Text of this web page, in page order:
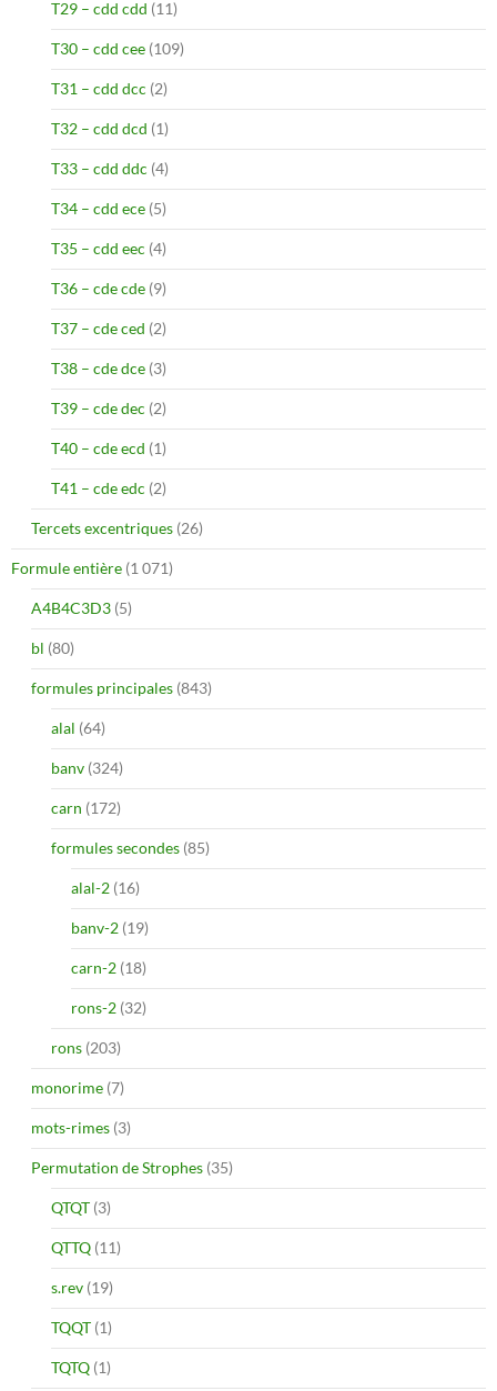
T29 – cdd cdd (11)
T30 – cdd cee (109)
T31 – cdd dcc (2)
T32 – cdd dcd (1)
T33 – cdd ddc (4)
T34 – cdd ece (5)
T35 – cdd eec (4)
T36 – cde cde (9)
T37 – cde ced (2)
T38 – cde dce (3)
T39 – cde dec (2)
T40 – cde ecd (1)
T41 – cde edc (2)
Tercets excentriques (26)
Formule entière (1 071)
A4B4C3D3 (5)
bl (80)
formules principales (843)
alal (64)
banv (324)
carn (172)
formules secondes (85)
alal-2 (16)
banv-2 (19)
carn-2 (18)
rons-2 (32)
rons (203)
monorime (7)
mots-rimes (3)
Permutation de Strophes (35)
QTQT (3)
QTTQ (11)
s.rev (19)
TQQT (1)
TQTQ (1)